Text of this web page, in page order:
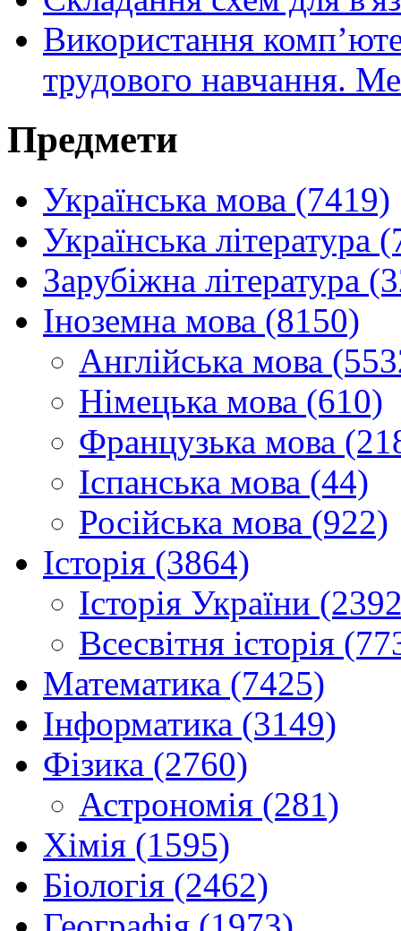
Використання
трудового навчання.
Предмети
Українська мова (7419)
Українська література
Зарубіжна література
Іноземна мова (8150)
Англійська мова
Німецька мова (610)
Французька мова
Іспанська мова (44)
Російська мова (922)
Історія (3864)
Історія України
Всесвітня історія
Математика (7425)
Інформатика (3149)
Фізика (2760)
Астрономія (281)
Хімія (1595)
Біологія (2462)